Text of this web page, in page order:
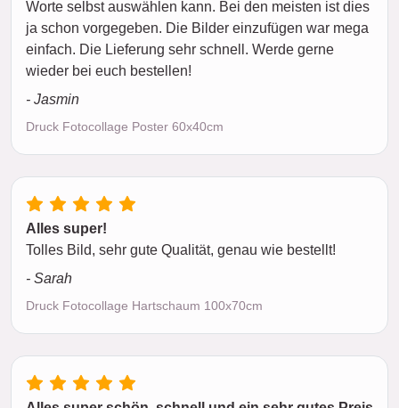
Worte selbst auswählen kann. Bei den meisten ist dies
ja schon vorgegeben. Die Bilder einzufügen war mega
einfach. Die Lieferung sehr schnell. Werde gerne
wieder bei euch bestellen!
- Jasmin
Druck Fotocollage Poster 60x40cm
Alles super!
Tolles Bild, sehr gute Qualität, genau wie bestellt!
- Sarah
Druck Fotocollage Hartschaum 100x70cm